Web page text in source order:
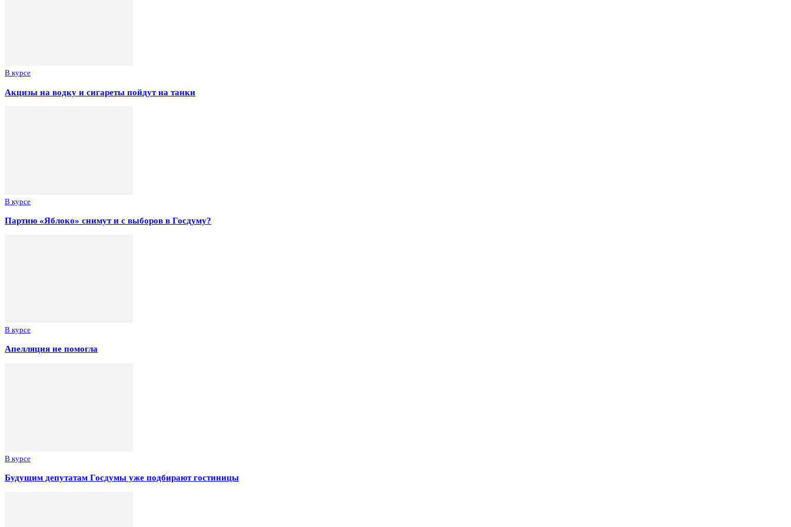
В курсе
Акцизы на водку и сигареты пойдут на танки
В курсе
Партию «Яблоко» снимут и с выборов в Госдуму?
В курсе
Апелляция не помогла
В курсе
Будущим депутатам Госдумы уже подбирают гостиницы